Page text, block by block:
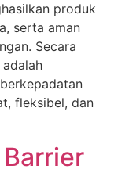
produk
serta aman
Secara
fleksibel, dan